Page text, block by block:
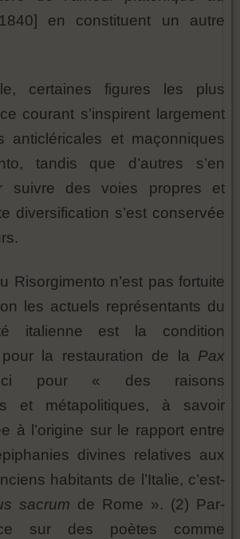
en constituent un autre
certaines figures les plus
courant s’inspirent largement
anticléricales et maçonniques
tandis que d’autres s’en
suivre des voies propres et
diversification s’est conservée
Risorgimento n’est pas fortuite
les actuels représentants du
italienne est la condition
pour la restauration de la Pax
pour « des raisons
et métapolitiques, à savoir
à l’origine sur le rapport entre
divines relatives aux
habitants de l’Italie, c’est-
sacrum de Rome ». (2) Par-
sur des poètes comme